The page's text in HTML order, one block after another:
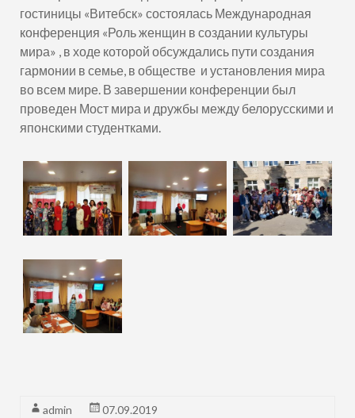
гостиницы «Витебск» состоялась Международная
конференция «Роль женщин в создании культуры
мира» , в ходе которой обсуждались пути создания
гармонии в семье, в обществе и установления мира
во всем мире. В завершении конференции был
проведен Мост мира и дружбы между белорусскими и
японскими студентками.
admin
07.09.2019